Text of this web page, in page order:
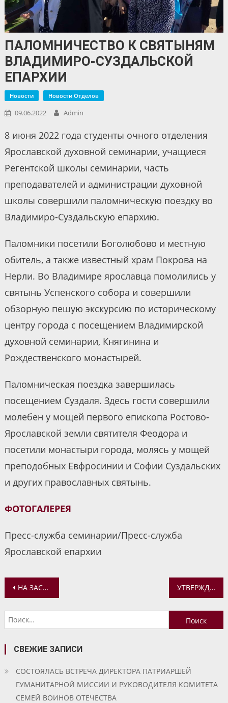
ПАЛОМНИЧЕСТВО К СВЯТЫНЯМ
ВЛАДИМИРО-СУЗДАЛЬСКОЙ
ЕПАРХИИ
Новости Новости Отделов
09.06.2022 Admin
8 июня 2022 года студенты очного отделения
Ярославской духовной семинарии, учащиеся
Регентской школы семинарии, часть
преподавателей и администрации духовной
школы совершили паломническую поездку во
Владимиро-Суздальскую епархию.
Паломники посетили Боголюбово и местную
обитель, а также известный храм Покрова на
Нерли. Во Владимире ярославца помолились у
святынь Успенского собора и совершили
обзорную пешую экскурсию по историческому
центру города с посещением Владимирской
духовной семинарии, Княгинина и
Рождественского монастырей.
Паломническая поездка завершилась
посещением Суздаля. Здесь гости совершили
молебен у мощей первого епископа Ростово-
Ярославской земли святителя Феодора и
посетили монастыри города, молясь у мощей
преподобных Евфросинии и Софии Суздальских
и других православных святынь.
ФОТОГАЛЕРЕЯ
Пресс-служба семинарии/Пресс-служба
Ярославской епархии
Навигация
по
записям
НА ЗАСЕДАНИИ МЕЖВЕДОМСТВЕННОЙ РАБОЧЕЙ ГРУППЫ ОБСУДИЛИ ПЛАНЫ ПО СОЗДАНИЮ КУЛЬТУРНО-ИСТОРИЧЕСКОГО КЛАСТЕРА «РОСТОВ ВЕЛИКИЙ» УТВЕРЖДЕН ПРЕДМЕТ ОХРАНЫ ХРАМА СПАСА НА ПЛОЩАДИ В РОСТОВЕ ВЕЛИКОМ
Найти:
СВЕЖИЕ ЗАПИСИ
СОСТОЯЛАСЬ ВСТРЕЧА ДИРЕКТОРА ПАТРИАРШЕЙ
ГУМАНИТАРНОЙ МИССИИ И РУКОВОДИТЕЛЯ КОМИТЕТА
СЕМЕЙ ВОИНОВ ОТЕЧЕСТВА